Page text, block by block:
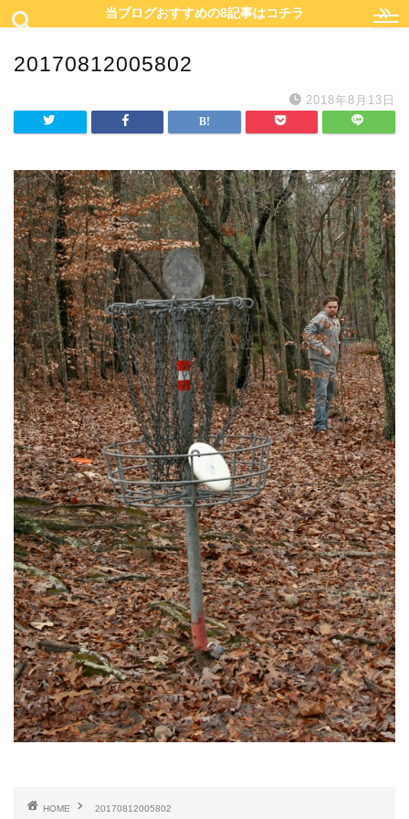
当ブログおすすめの8記事はコチラ
20170812005802
2018年8月13日
HOME 20170812005802